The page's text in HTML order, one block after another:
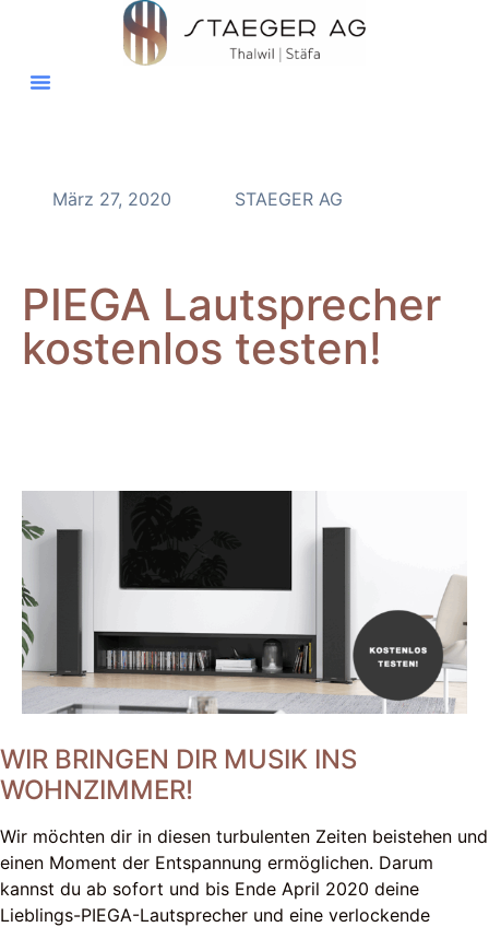
März 27, 2020 STAEGER AG
PIEGA Lautsprecher
kostenlos testen!
WIR BRINGEN DIR MUSIK INS
WOHNZIMMER!
Wir möchten dir in diesen turbulenten Zeiten beistehen und
einen Moment der Entspannung ermöglichen. Darum
kannst du ab sofort und bis Ende April 2020 deine
Lieblings-PIEGA-Lautsprecher und eine verlockende